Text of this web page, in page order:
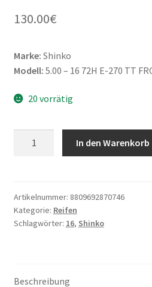
130.00€
Marke: Shinko
Modell: 5.00 – 16 72H E-270 TT
20 vorrätig
72H
E-
270
In den Warenkorb
Artikelnummer: 8809692870746
Kategorie: Reifen
Schlagwörter: 16, Shinko
Beschreibung